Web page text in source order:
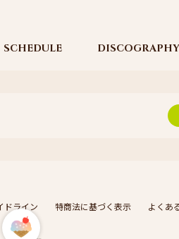
SCHEDULE DISCOGRAPHY
ドライン 特商法に基づく表示 よくあ